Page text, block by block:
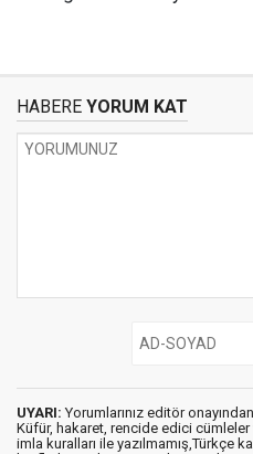
HABERE YORUM KAT
UYARI: Yorumlarınız editör
Küfür, hakaret, rencide edici cümleler
imla kuralları ile yazılmamış,Türkçe